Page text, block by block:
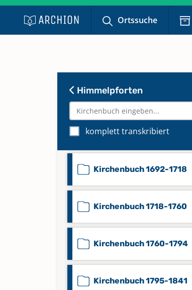
Ortssuche
Himmelpforten
komplett transkribiert
Beerdigungen 1853-1875
Kirchenbuch 1692-1718
Kirchenbuch 1718-1760
Kirchenbuch 1760-1794
Kirchenbuch 1795-1841